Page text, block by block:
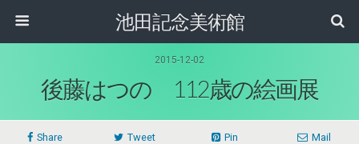
池田記念美術館
2015-12-02
後藤はつの 112歳の絵画展
Share Tweet Pin Mail